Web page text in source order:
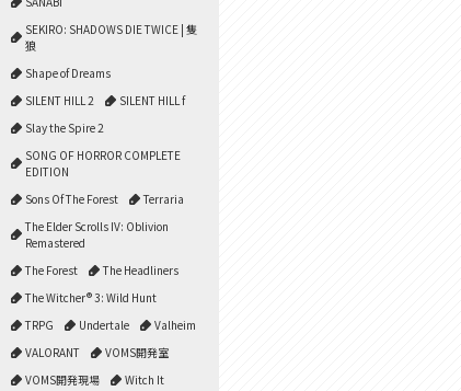
SEKIRO: SHADOWS DIE TWICE | 隻
狼
Shape of Dreams
SILENT HILL 2
SILENT HILL f
Slay the Spire 2
SONG OF HORROR COMPLETE
EDITION
Sons Of The Forest
Terraria
The Elder Scrolls IV: Oblivion
Remastered
The Forest
The Headliners
The Witcher® 3: Wild Hunt
TRPG
Undertale
Valheim
VALORANT
VOMS開発室
VOMS開発現場
Witch It